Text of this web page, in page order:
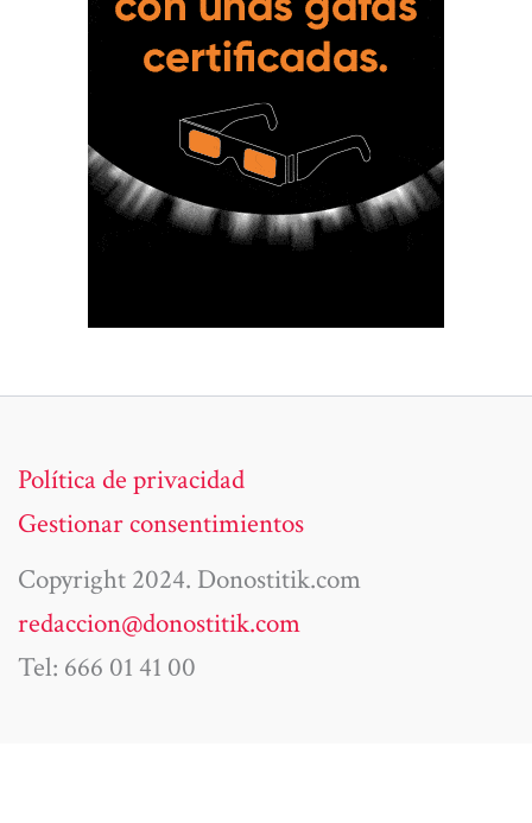
Política de privacidad
Gestionar consentimientos
Copyright 2024. Donostitik.com
redaccion@donostitik.com
Tel: 666 01 41 00